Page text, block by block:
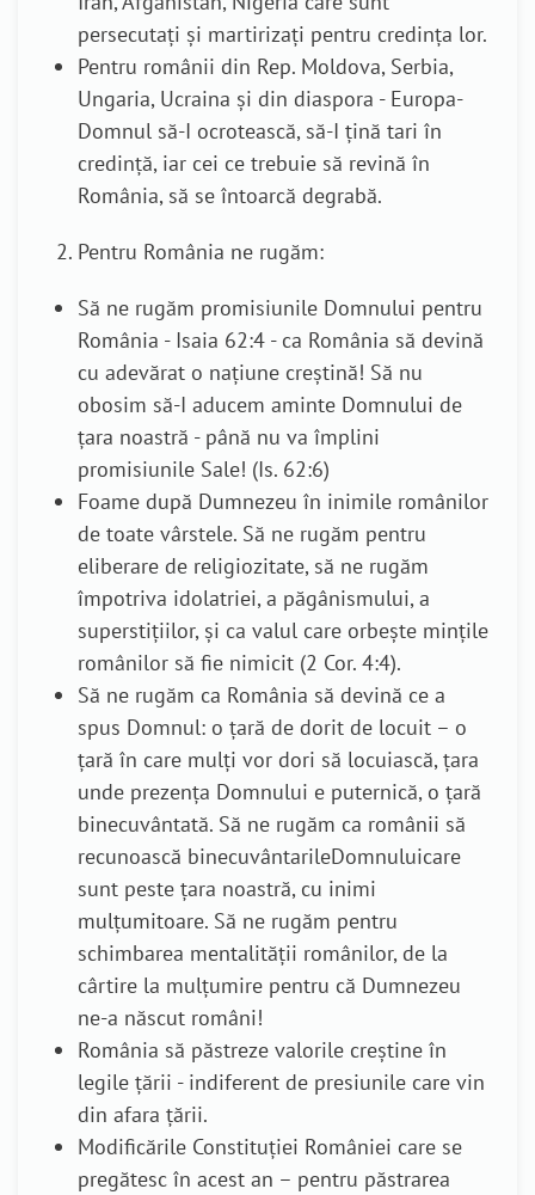
persecutați și martirizați pentru credința lor.
Pentru românii din Rep. Moldova, Serbia,
Ungaria, Ucraina și din diaspora - Europa-
Domnul să-I ocrotească, să-I țină tari în
credință, iar cei ce trebuie să revină în
România, să se întoarcă degrabă.
Pentru România ne rugăm:
Să ne rugăm promisiunile Domnului pentru
România - Isaia 62:4 - ca România să devină
cu adevărat o națiune creștină! Să nu
obosim să-I aducem aminte Domnului de
țara noastră - până nu va împlini
promisiunile Sale! (Is. 62:6)
Foame după Dumnezeu în inimile românilor
de toate vârstele. Să ne rugăm pentru
eliberare de religiozitate, să ne rugăm
împotriva idolatriei, a păgânismului, a
superstițiilor, și ca valul care orbește mințile
românilor să fie nimicit (2 Cor. 4:4).
Să ne rugăm ca România să devină ce a
spus Domnul: o țară de dorit de locuit – o
țară în care mulți vor dori să locuiască, țara
unde prezența Domnului e puternică, o țară
binecuvântată. Să ne rugăm ca românii să
recunoască binecuvântarileDomnuluicare
sunt peste țara noastră, cu inimi
mulțumitoare. Să ne rugăm pentru
schimbarea mentalității românilor, de la
cârtire la mulțumire pentru că Dumnezeu
ne-a născut români!
România să păstreze valorile creștine în
legile țării - indiferent de presiunile care vin
din afara țării.
Modificările Constituției României care se
pregătesc în acest an – pentru păstrarea